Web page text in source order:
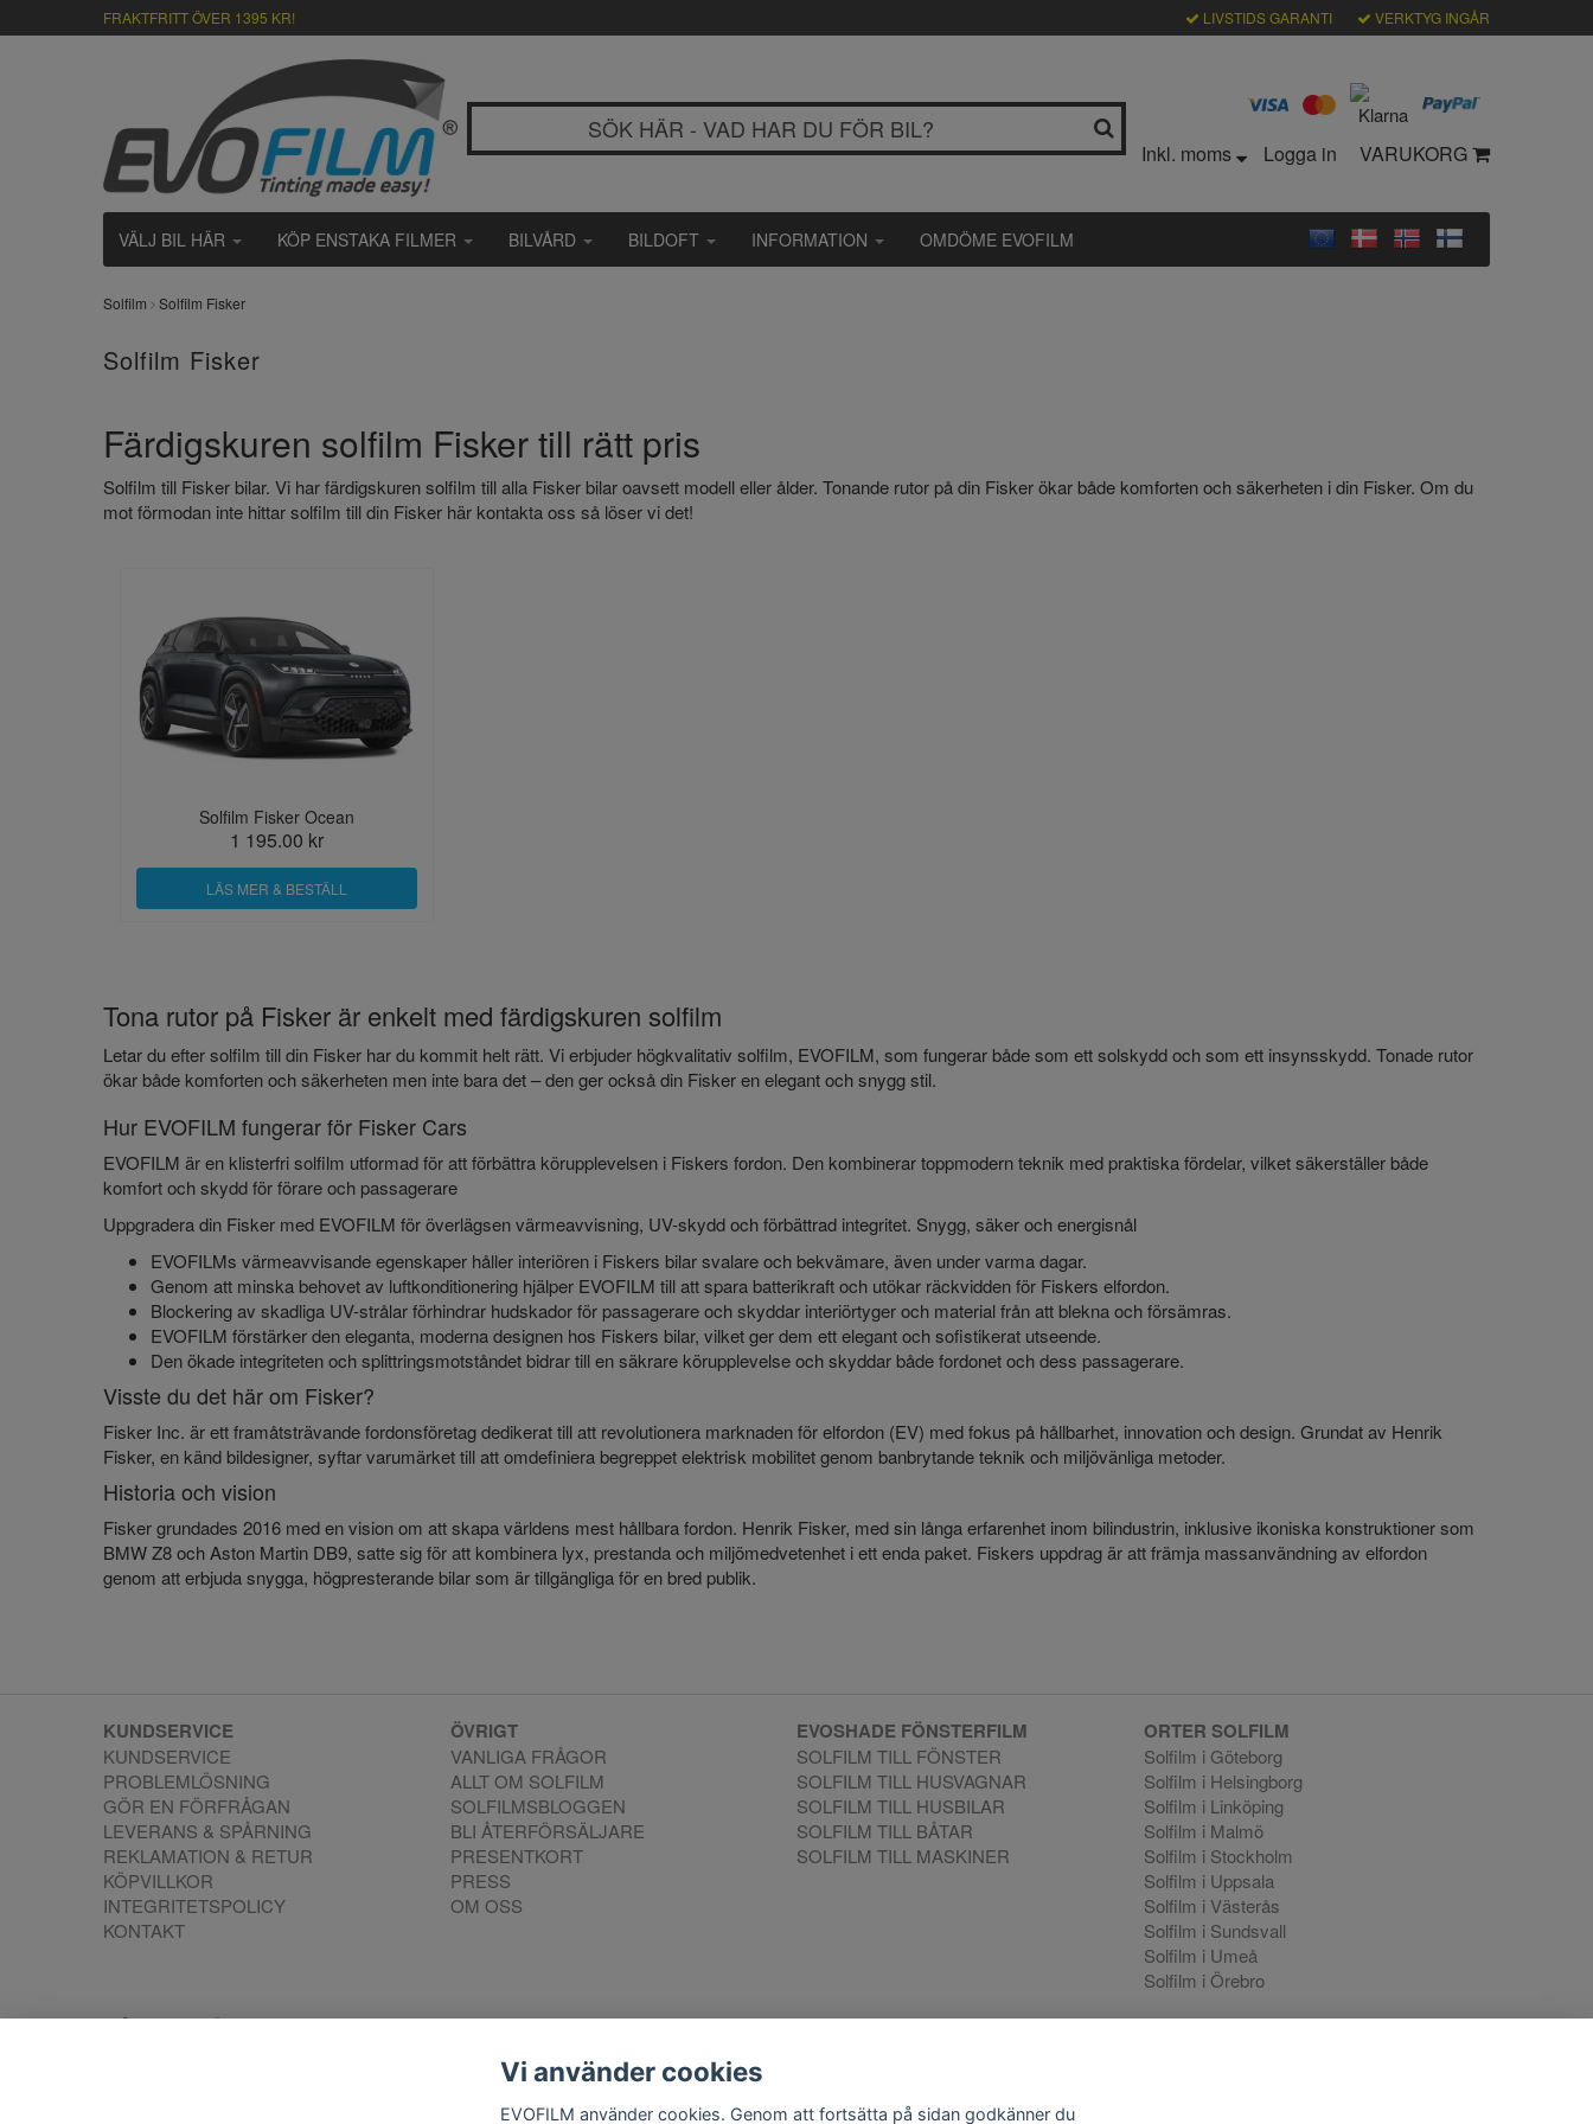
FRAKTFRITT ÖVER 1395 KR! LIVSTIDS GARANTI VERKTYG INGÅR
Inkl. moms Logga in VARUKORG
VÄLJ BIL HÄR KÖP ENSTAKA FILMER BILVÅRD BILDOFT INFORMATION OMDÖME EVOFILM
Solfilm Solfilm Fisker
Solfilm Fisker
Färdigskuren solfilm Fisker till rätt pris
Solfilm till Fisker bilar. Vi har färdigskuren solfilm till alla Fisker bilar oavsett modell eller ålder. Tonande rutor på din Fisker ökar både komforten och säkerheten i din Fisker. Om du
mot förmodan inte hittar solfilm till din Fisker här kontakta oss så löser vi det!
Solfilm Fisker Ocean
1 195.00 kr
LÄS MER & BESTÄLL
Tona rutor på Fisker är enkelt med färdigskuren solfilm
Letar du efter solfilm till din Fisker har du kommit helt rätt. Vi erbjuder högkvalitativ solfilm, EVOFILM, som fungerar både som ett solskydd och som ett insynsskydd. Tonade rutor
ökar både komforten och säkerheten men inte bara det – den ger också din Fisker en elegant och snygg stil.
Hur EVOFILM fungerar för Fisker Cars
EVOFILM är en klisterfri solfilm utformad för att förbättra körupplevelsen i Fiskers fordon. Den kombinerar toppmodern teknik med praktiska fördelar, vilket säkerställer både
komfort och skydd för förare och passagerare
Uppgradera din Fisker med EVOFILM för överlägsen värmeavvisning, UV-skydd och förbättrad integritet. Snygg, säker och energisnål
EVOFILMs värmeavvisande egenskaper håller interiören i Fiskers bilar svalare och bekvämare, även under varma dagar.
Genom att minska behovet av luftkonditionering hjälper EVOFILM till att spara batterikraft och utökar räckvidden för Fiskers elfordon.
Blockering av skadliga UV-strålar förhindrar hudskador för passagerare och skyddar interiörtyger och material från att blekna och försämras.
EVOFILM förstärker den eleganta, moderna designen hos Fiskers bilar, vilket ger dem ett elegant och sofistikerat utseende.
Den ökade integriteten och splittringsmotståndet bidrar till en säkrare körupplevelse och skyddar både fordonet och dess passagerare.
Visste du det här om Fisker?
Fisker Inc. är ett framåtsträvande fordonsföretag dedikerat till att revolutionera marknaden för elfordon (EV) med fokus på hållbarhet, innovation och design. Grundat av Henrik
Fisker, en känd bildesigner, syftar varumärket till att omdefiniera begreppet elektrisk mobilitet genom banbrytande teknik och miljövänliga metoder.
Historia och vision
Fisker grundades 2016 med en vision om att skapa världens mest hållbara fordon. Henrik Fisker, med sin långa erfarenhet inom bilindustrin, inklusive ikoniska konstruktioner som
BMW Z8 och Aston Martin DB9, satte sig för att kombinera lyx, prestanda och miljömedvetenhet i ett enda paket. Fiskers uppdrag är att främja massanvändning av elfordon
genom att erbjuda snygga, högpresterande bilar som är tillgängliga för en bred publik.
KUNDSERVICE
KUNDSERVICE
PROBLEMLÖSNING
GÖR EN FÖRFRÅGAN
LEVERANS & SPÅRNING
REKLAMATION & RETUR
KÖPVILLKOR
INTEGRITETSPOLICY
KONTAKT
ÖVRIGT
VANLIGA FRÅGOR
ALLT OM SOLFILM
SOLFILMSBLOGGEN
BLI ÅTERFÖRSÄLJARE
PRESENTKORT
PRESS
OM OSS
EVOSHADE FÖNSTERFILM
SOLFILM TILL FÖNSTER
SOLFILM TILL HUSVAGNAR
SOLFILM TILL HUSBILAR
SOLFILM TILL BÅTAR
SOLFILM TILL MASKINER
ORTER SOLFILM
Solfilm i Göteborg
Solfilm i Helsingborg
Solfilm i Linköping
Solfilm i Malmö
Solfilm i Stockholm
Solfilm i Uppsala
Solfilm i Västerås
Solfilm i Sundsvall
Solfilm i Umeå
Solfilm i Örebro
Kontakt: mejla oss. Vill du göra en reklamation använd vår
Vi använder cookies
EVOFILM använder cookies. Genom att fortsätta på sidan godkänner du